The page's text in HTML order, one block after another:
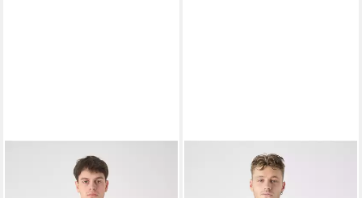
CLEPTOMANICX
Kapuzensweatshirt Sketch
Gull mit toller Stickerei auf
CLEPTOMANICX
Sweatshirt Ligull mit kleiner
Möwen-Stickerei